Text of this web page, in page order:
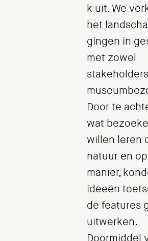
k uit. We
het
gingen in
met zowel
Door te
wat
willen leren
natuur en
manier,
ideeën
de features
uitwerken.
Doormiddel